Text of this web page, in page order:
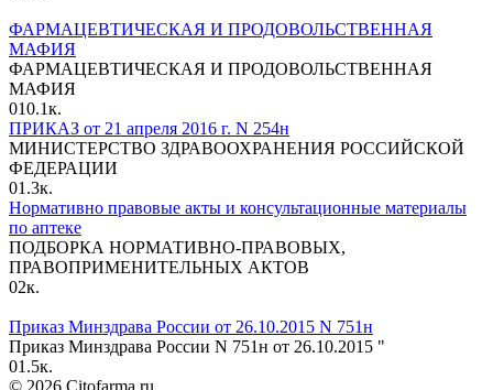
ФАРМАЦЕВТИЧЕСКАЯ И ПРОДОВОЛЬСТВЕННАЯ
МАФИЯ
ФАРМАЦЕВТИЧЕСКАЯ И ПРОДОВОЛЬСТВЕННАЯ
МАФИЯ
010.1к.
ПРИКАЗ от 21 апреля 2016 г. N 254н
МИНИСТЕРСТВО ЗДРАВООХРАНЕНИЯ РОССИЙСКОЙ
ФЕДЕРАЦИИ
01.3к.
Нормативно правовые акты и консультационные материалы
по аптеке
ПОДБОРКА НОРМАТИВНО-ПРАВОВЫХ,
ПРАВОПРИМЕНИТЕЛЬНЫХ АКТОВ
02к.
Приказ Минздрава России от 26.10.2015 N 751н
Приказ Минздрава России N 751н от 26.10.2015 "
01.5к.
© 2026 Citofarma.ru